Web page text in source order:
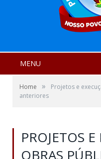
MENU
Home »
Projetos e
anteriores
PROJETOS
OBRAS